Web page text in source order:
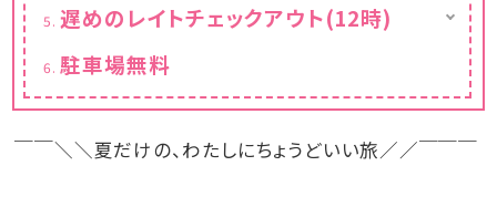
■4歳以上の未就学児（添い寝）
「幼児（食事あり）」でご入力ください。
宿泊料金は無料ですが、朝食・夕食・スパ利用
（大浴場・サウナ）・タオルセット・こども用部屋
り様2,750円を頂戴いたします。
※滞在中何度でもご利用いただけます。
※第1･第3月曜日は、10:00〜17:00の間、メ
ます。
・KIDSラウンジ利用無料
木のおもちゃコーナー、工作コーナー、おや
つコーナー、ドリンクコーナーも。
・ホテル探検「びせいぶつスタンプラリー」無料
・顕微鏡で小さな世界をのぞく「KIDSラボ」無
料
ックイン）
遅めのレイトチェックアウト(12時)
ェックアウト）
駐車場無料
￣￣＼＼夏だけの、わたしにちょうどいい旅／／￣￣￣